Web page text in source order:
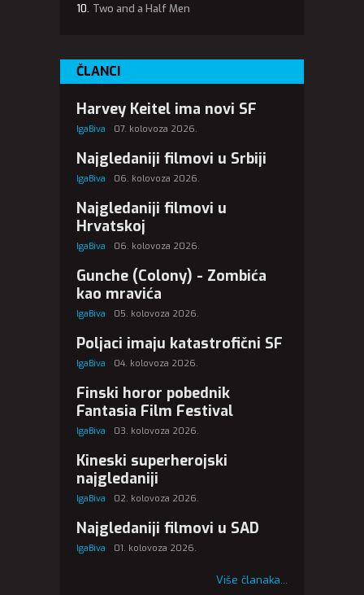
Two and a Half Men
ČLANCI
Harvey Keitel ima novi SF
IgaBiva 07. kolovoza 2026.
Najgledaniji filmovi u Srbiji
IgaBiva 06. kolovoza 2026.
Najgledaniji filmovi u
Hrvatskoj
IgaBiva 06. kolovoza 2026.
Gunche (Colony) - Zombića
kao mravića
IgaBiva 05. kolovoza 2026.
Poljaci imaju katastrofični SF
IgaBiva 04. kolovoza 2026.
Finski horor pobednik
Fantasia Film Festival
IgaBiva 03. kolovoza 2026.
Kineski superherojski
najgledaniji
IgaBiva 02. kolovoza 2026.
Najgledaniji filmovi u SAD
IgaBiva 01. kolovoza 2026.
Više članaka...